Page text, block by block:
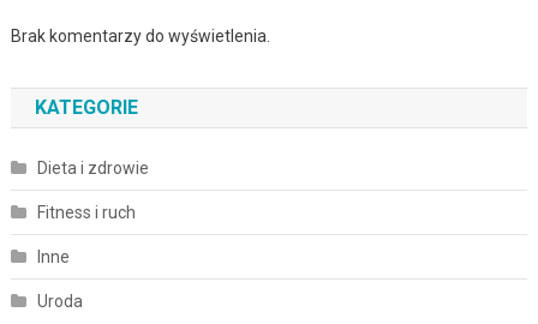
Brak komentarzy do wyświetlenia.
KATEGORIE
Dieta i zdrowie
Fitness i ruch
Inne
Uroda